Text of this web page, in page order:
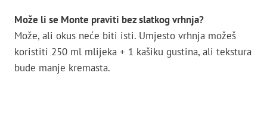
Može li se Monte praviti bez slatkog vrhnja?
Može, ali okus neće biti isti. Umjesto vrhnja možeš
koristiti 250 ml mlijeka + 1 kašiku gustina, ali tekstura
bude manje kremasta.